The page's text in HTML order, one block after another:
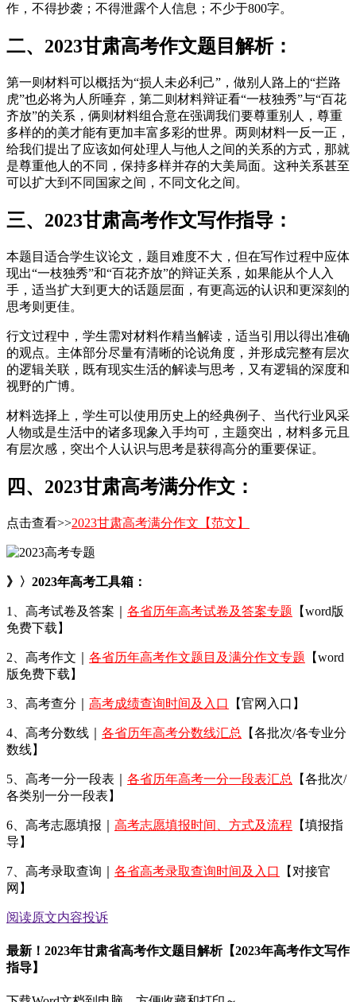
作，不得抄袭；不得泄露个人信息；不少于800字。
二、2023甘肃高考作文题目解析：
第一则材料可以概括为“损人未必利己”，做别人路上的“拦路
虎”也必将为人所唾弃，第二则材料辩证看“一枝独秀”与“百花
齐放”的关系，俩则材料组合意在强调我们要尊重别人，尊重
多样的的美才能有更加丰富多彩的世界。两则材料一反一正，
给我们提出了应该如何处理人与他人之间的关系的方式，那就
是尊重他人的不同，保持多样并存的大美局面。这种关系甚至
可以扩大到不同国家之间，不同文化之间。
三、2023甘肃高考作文写作指导：
本题目适合学生议论文，题目难度不大，但在写作过程中应体
现出“一枝独秀”和“百花齐放”的辩证关系，如果能从个人入
手，适当扩大到更大的话题层面，有更高远的认识和更深刻的
思考则更佳。
行文过程中，学生需对材料作精当解读，适当引用以得出准确
的观点。主体部分尽量有清晰的论说角度，并形成完整有层次
的逻辑关联，既有现实生活的解读与思考，又有逻辑的深度和
视野的广博。
材料选择上，学生可以使用历史上的经典例子、当代行业风采
人物或是生活中的诸多现象入手均可，主题突出，材料多元且
有层次感，突出个人认识与思考是获得高分的重要保证。
四、2023甘肃高考满分作文：
点击查看>>2023甘肃高考满分作文【范文】
》〉2023年高考工具箱：
1、高考试卷及答案｜ 各省历年高考试卷及答案专题 【word版
免费下载】
2、高考作文｜ 各省历年高考作文题目及满分作文专题 【word
版免费下载】
3、高考查分｜ 高考成绩查询时间及入口 【官网入口】
4、高考分数线｜ 各省历年高考分数线汇总
【各批次/各专业分
数线】
5、高考一分一段表｜ 各省历年高考一分一段表汇总
【各批次/
各类别一分一段表】
6、高考志愿填报｜ 高考志愿填报时间、方式及流程 【填报指
导】
7、高考录取查询｜ 各省高考录取查询时间及入口
【对接官
网】
阅读原文内容投诉
最新！2023年甘肃省高考作文题目解析【2023年高考作文写作
指导】